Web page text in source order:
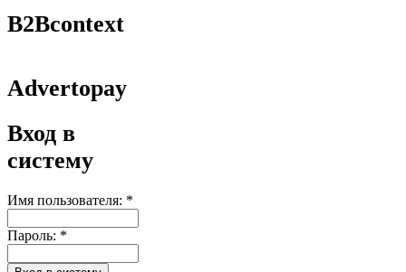
B2Bcontext
Advertopay
Вход в
систему
Имя пользователя: *
Пароль: *